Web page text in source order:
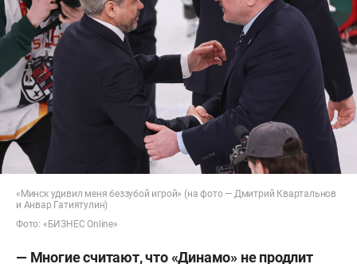
«Минск удивил меня беззубой игрой» (на фото — Дмитрий Квартальнов
и Анвар Гатиятулин)
Фото: «БИЗНЕС Online»
— Многие считают, что «Динамо» не продлит